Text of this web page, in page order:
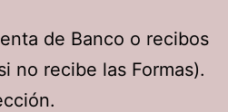
de Banco o recibos
no recibe las Formas).